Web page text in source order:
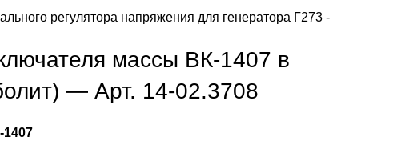
регулятора напряжения для генератора Г273 -
массы ВК-1407 в
— Арт. 14-02.3708